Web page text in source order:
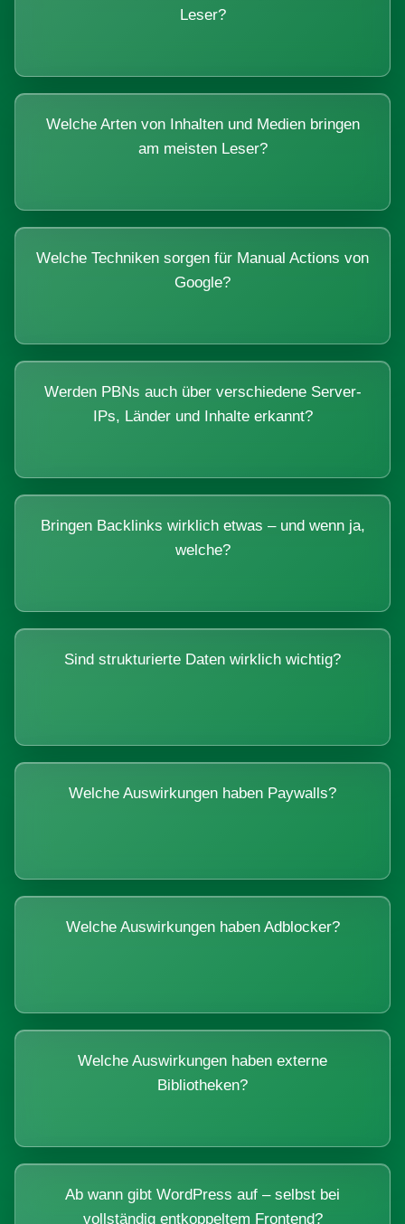
Leser?
Welche Arten von Inhalten und Medien bringen
am meisten Leser?
Welche Techniken sorgen für Manual Actions von
Google?
Werden PBNs auch über verschiedene Server-
IPs, Länder und Inhalte erkannt?
Bringen Backlinks wirklich etwas – und wenn ja,
welche?
Sind strukturierte Daten wirklich wichtig?
Welche Auswirkungen haben Paywalls?
Welche Auswirkungen haben Adblocker?
Welche Auswirkungen haben externe
Bibliotheken?
Ab wann gibt WordPress auf – selbst bei
vollständig entkoppeltem Frontend?